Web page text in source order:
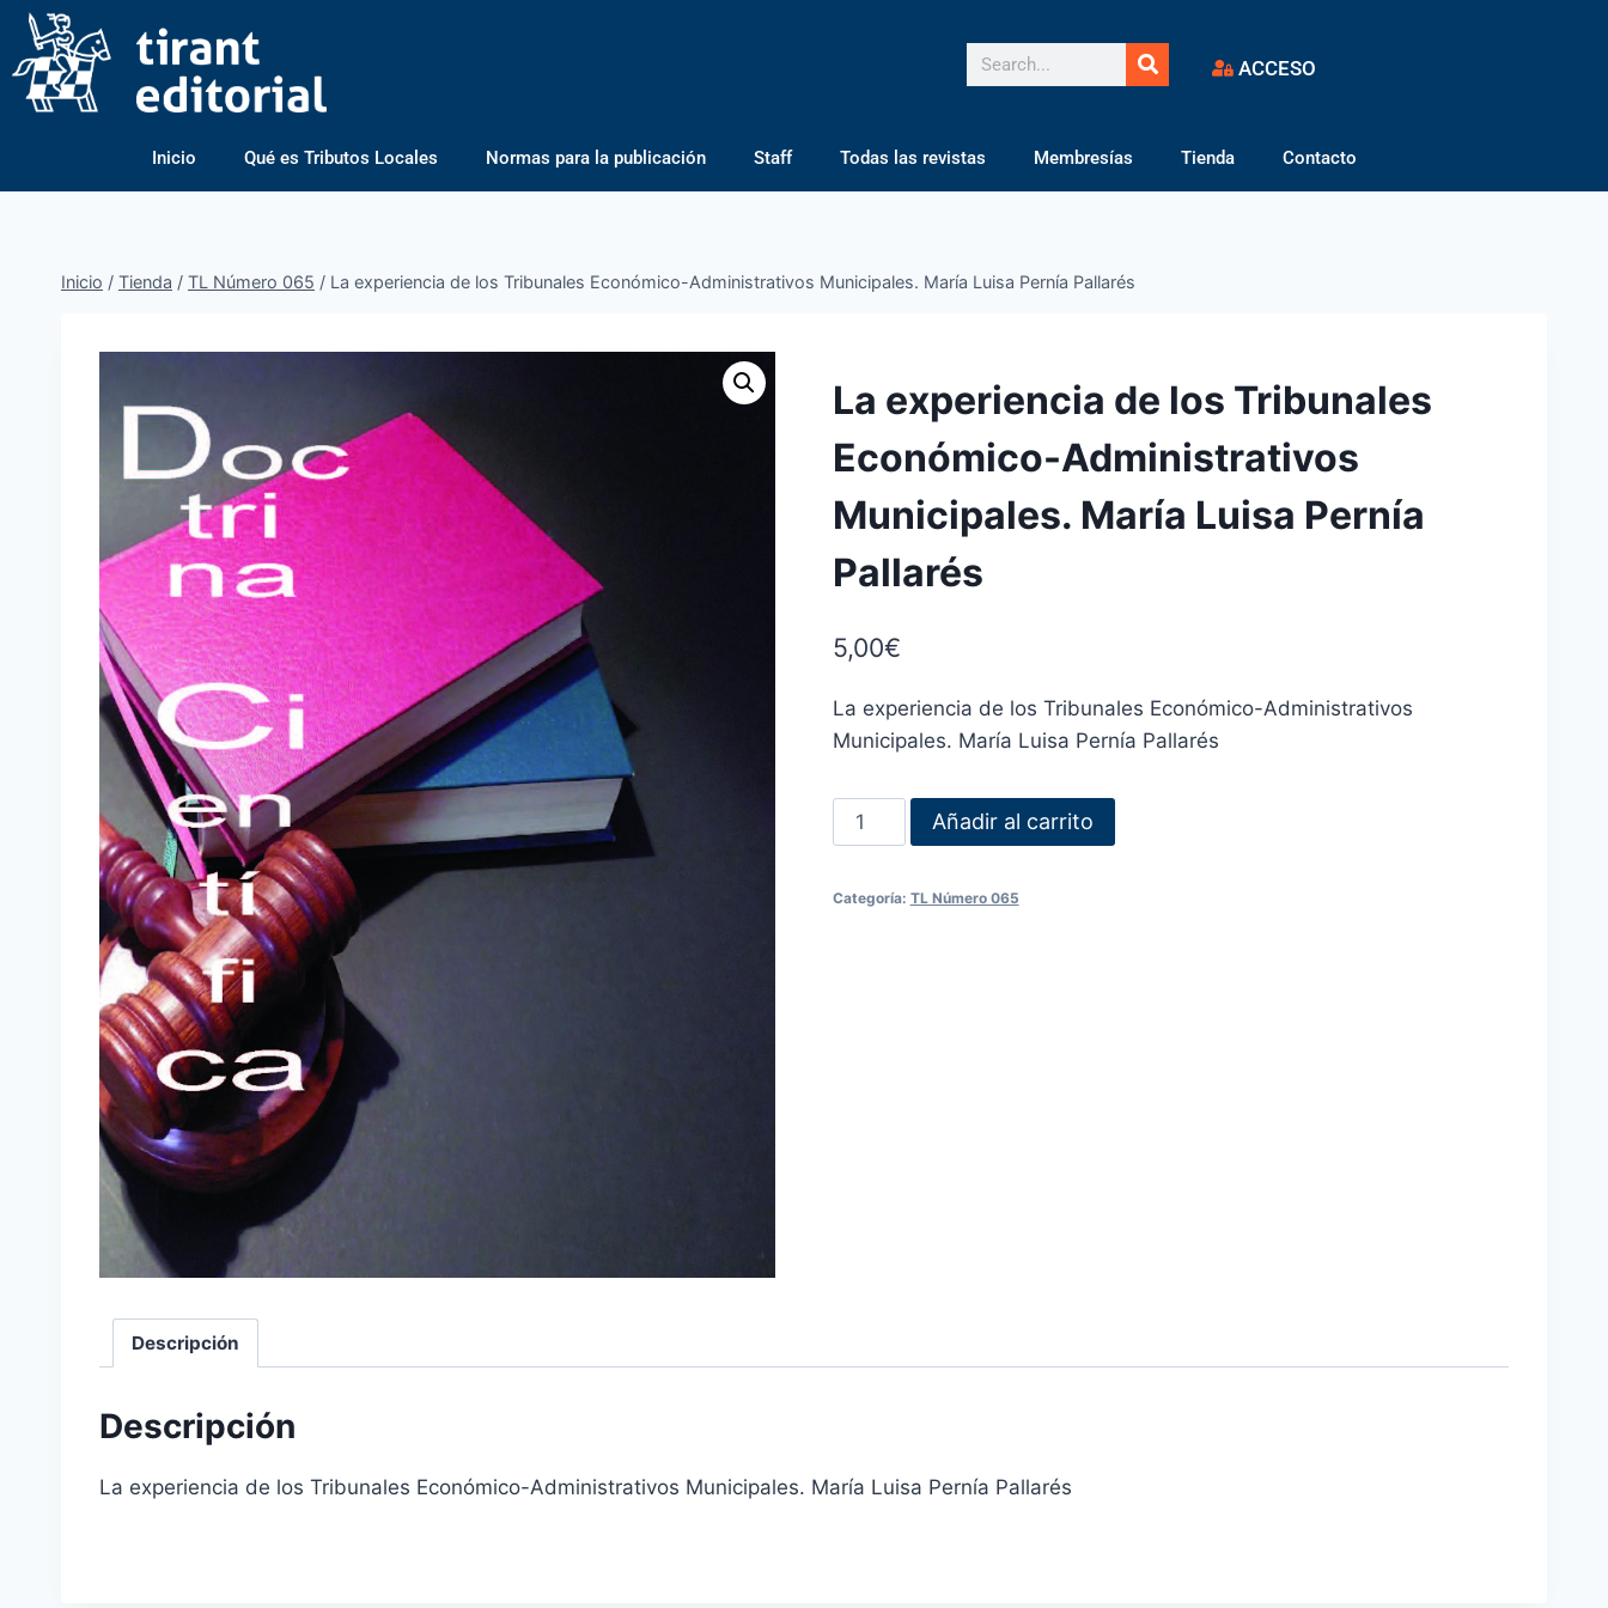
ACCESO
Inicio Qué es Tributos Locales Normas para la publicación Staff Todas las revistas Membresías Tienda Contacto
Inicio / Tienda / TL Número 065 / La experiencia de los Tribunales Económico-Administrativos Municipales. María Luisa Pernía Pallarés
La experiencia de los Tribunales
Económico-Administrativos
Municipales. María Luisa Pernía
Pallarés
5,00€
La experiencia de los Tribunales Económico-Administrativos
Municipales. María Luisa Pernía Pallarés
Añadir al carrito
Categoría: TL Número 065
Descripción
Descripción
La experiencia de los Tribunales Económico-Administrativos Municipales. María Luisa Pernía Pallarés